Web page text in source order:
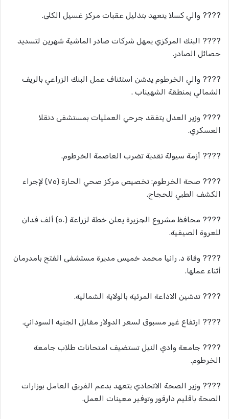
???? والي كسلا يتعهد بتذليل عقبات مركز غسيل الكلى.
???? البنك المركزي يمهل شركات صادر الماشية شهرين لتسديد
حصائل الصادر.
???? والي الخرطوم يدشن استئناف عمل البنك الزراعي بالريف
الشمالي بمنطقة الشهيناب .
???? وزير العدل يتفقد جرحي العمليات بمستشفى دنقلا
العسكري.
???? أزمة سيولة نقدية تضرب العاصمة الخرطوم.
???? صحة الخرطوم: تخصيص مركز صحي الحارة (٧٥) لإجراء
الكشف الطبي للحجاج.
???? محافظ مشروع الجزيرة يعلن خطة لزراعة (٥٠) ألف فدان
للعروة الصيفية.
???? وفاة د. رانيا محمد خميس مديرة مستشفى الفتح بامدرمان
أثناء عملها.
???? تدشين الاذاعة المرئية بالولاية الشمالية.
???? ارتفاع غير مسبوق لسعر الدولار مقابل الجنيه السوداني.
???? جامعة وادي النيل تستضيف امتحانات طلاب جامعة
الخرطوم.
???? وزير الصحة الاتحادي يتعهد بدعم الفريق العامل بوزارات
الصحة باقليم دارفور وتوفير معينات العمل.